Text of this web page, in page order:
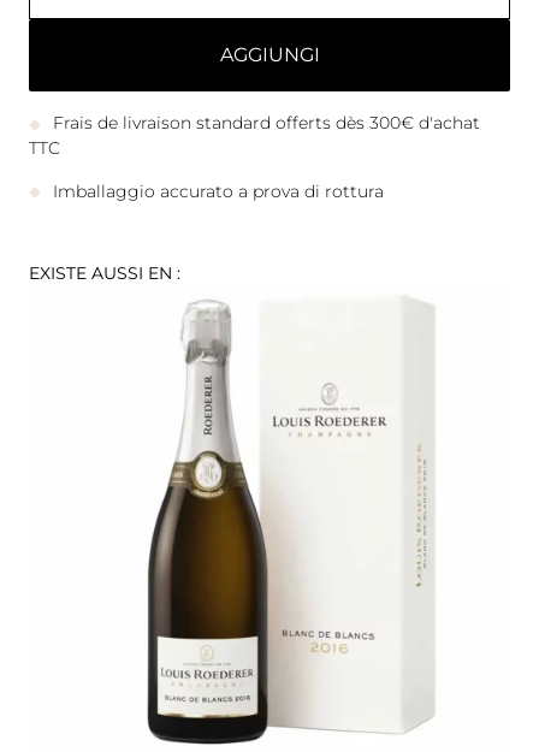
AGGIUNGI
Frais de livraison standard offerts dès 300€ d'achat
TTC
Imballaggio accurato a prova di rottura
EXISTE AUSSI EN :